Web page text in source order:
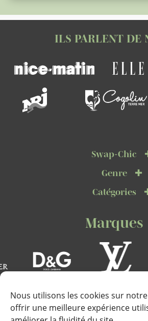
Nous utilisons les cookies sur
offrir une meilleure expérience
ILS PARLENT DE
Swap-Chic
Genre
Catégories
Marques